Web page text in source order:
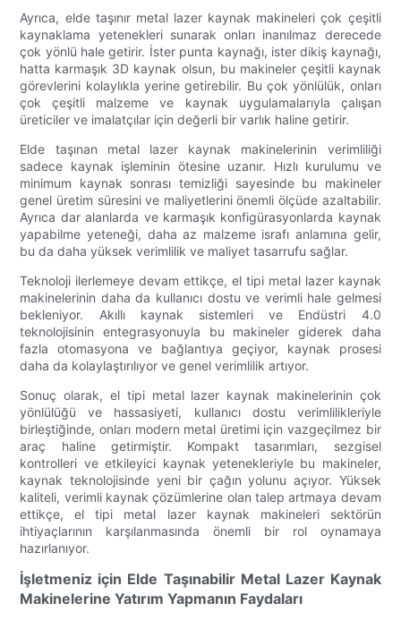
Ayrıca, elde taşınır metal lazer kaynak makineleri çok çeşitli
kaynaklama yetenekleri sunarak onları inanılmaz derecede
çok yönlü hale getirir. İster punta kaynağı, ister dikiş kaynağı,
hatta karmaşık 3D kaynak olsun, bu makineler çeşitli kaynak
görevlerini kolaylıkla yerine getirebilir. Bu çok yönlülük, onları
çok çeşitli malzeme ve kaynak uygulamalarıyla çalışan
üreticiler ve imalatçılar için değerli bir varlık haline getirir.
Elde taşınan metal lazer kaynak makinelerinin verimliliği
sadece kaynak işleminin ötesine uzanır. Hızlı kurulumu ve
minimum kaynak sonrası temizliği sayesinde bu makineler
genel üretim süresini ve maliyetlerini önemli ölçüde azaltabilir.
Ayrıca dar alanlarda ve karmaşık konfigürasyonlarda kaynak
yapabilme yeteneği, daha az malzeme israfı anlamına gelir,
bu da daha yüksek verimlilik ve maliyet tasarrufu sağlar.
Teknoloji ilerlemeye devam ettikçe, el tipi metal lazer kaynak
makinelerinin daha da kullanıcı dostu ve verimli hale gelmesi
bekleniyor. Akıllı kaynak sistemleri ve Endüstri 4.0
teknolojisinin entegrasyonuyla bu makineler giderek daha
fazla otomasyona ve bağlantıya geçiyor, kaynak prosesi
daha da kolaylaştırılıyor ve genel verimlilik artıyor.
Sonuç olarak, el tipi metal lazer kaynak makinelerinin çok
yönlülüğü ve hassasiyeti, kullanıcı dostu verimlilikleriyle
birleştiğinde, onları modern metal üretimi için vazgeçilmez bir
araç haline getirmiştir. Kompakt tasarımları, sezgisel
kontrolleri ve etkileyici kaynak yetenekleriyle bu makineler,
kaynak teknolojisinde yeni bir çağın yolunu açıyor. Yüksek
kaliteli, verimli kaynak çözümlerine olan talep artmaya devam
ettikçe, el tipi metal lazer kaynak makineleri sektörün
ihtiyaçlarının karşılanmasında önemli bir rol oynamaya
hazırlanıyor.
İşletmeniz için Elde Taşınabilir Metal Lazer Kaynak
Makinelerine Yatırım Yapmanın Faydaları